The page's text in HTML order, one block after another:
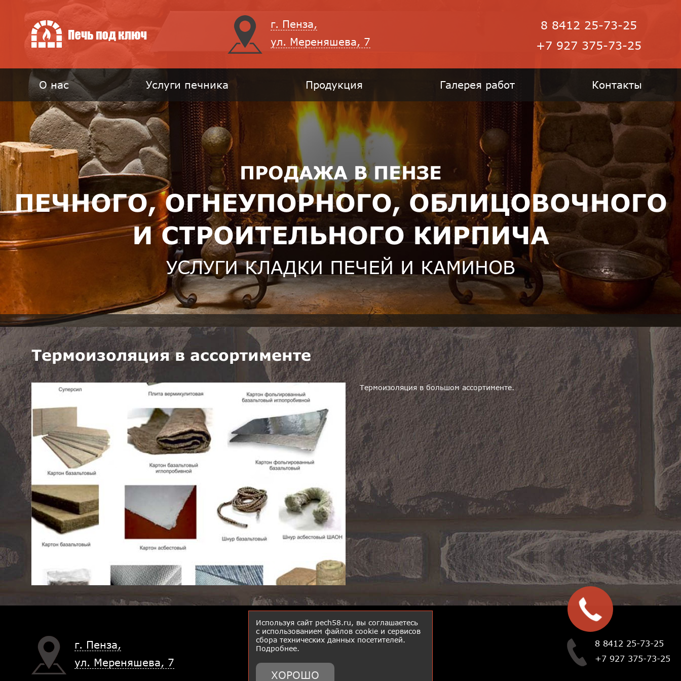
г. Пенза,
ул. Мереняшева, 7
8 8412 25-73-25
+7 927 375-73-25
О нас Услуги печника Продукция Галерея работ Контакты
ПРОДАЖА В ПЕНЗЕ
ПЕЧНОГО, ОГНЕУПОРНОГО, ОБЛИЦОВОЧНОГО
И СТРОИТЕЛЬНОГО КИРПИЧА
УСЛУГИ КЛАДКИ ПЕЧЕЙ И КАМИНОВ
Термоизоляция в ассортименте
Термоизоляция в большом ассортименте.
г. Пенза,
ул. Мереняшева, 7
8 8412 25-73-25
+7 927 375-73-25
Используя сайт pech58.ru, вы соглашаетесь
с использованием файлов cookie и сервисов
сбора технических данных посетителей.
Подробнее.
ХОРОШО